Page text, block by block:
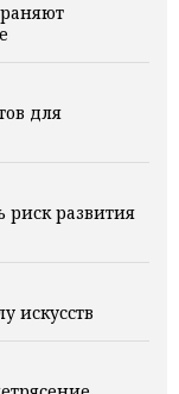
для
риск развития
искусств